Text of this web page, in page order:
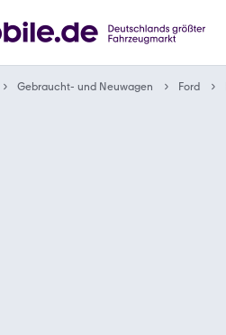
Gebraucht- und Neuwagen Ford